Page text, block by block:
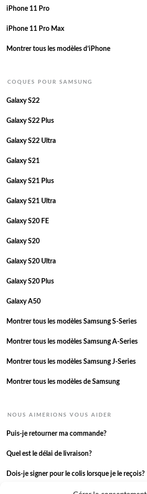
iPhone 11 Pro
iPhone 11 Pro Max
Montrer tous les modèles d’iPhone
COQUES POUR SAMSUNG
Galaxy S22
Galaxy S22 Plus
Galaxy S22 Ultra
Galaxy S21
Galaxy S21 Plus
Galaxy S21 Ultra
Galaxy S20 FE
Galaxy S20
Galaxy S20 Ultra
Galaxy S20 Plus
Galaxy A50
Montrer tous les modèles Samsung S-Series
Montrer tous les modèles Samsung A-Series
Montrer tous les modèles Samsung J-Series
Montrer tous les modèles de Samsung
NOUS AIMERIONS VOUS AIDER
Puis-je retourner ma commande?
Quel est le délai de livraison?
Dois-je signer pour le colis lorsque je le reçois?